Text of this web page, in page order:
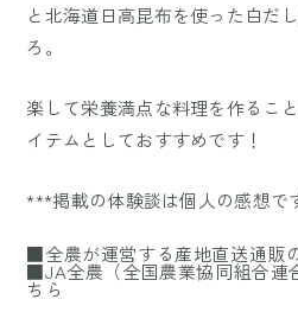
と北海道日高昆布を使った白だ
ろ。
楽して栄養満点な料理を作るこ
イテムとしておすすめです！
***掲載の体験談は個人の感想で
■全農が運営する産地直送通販
■JA全農（全国農業協同組合連
ちら